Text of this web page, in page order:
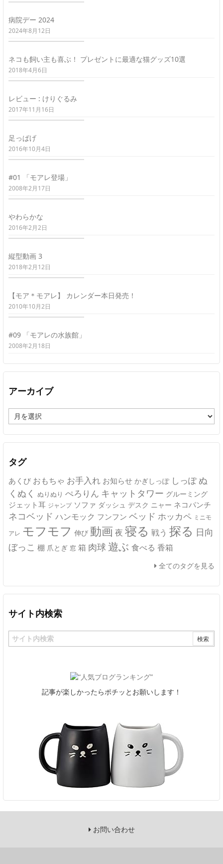
病院デー 2024
2024年8月12日
ネコも飼い主も喜ぶ！ プレゼントに最適な猫グッズ10選
2018年4月6日
レビュー : けりぐるみ
2017年11月16日
足っぱげ
2016年10月4日
#01 「モアレ登場」
2008年2月17日
やわらかな
2016年2月2日
縦型動画 3
2018年2月12日
【モア＊モアレ】 カレンダー本日発売！
2010年10月2日
#09 「モアレの水族館」
2008年2月18日
アーカイブ
ー
カ
イ
タグ
あくび おもちゃ お手入れ お知らせ かぎしっぽ しっぽ ぬ
くぬく ぬりぬり ぺろりん キャットタワー グルーミング
ジェット耳 ジャンプ ソファ ダッシュ デスク ニャー ネコパンチ
ネコベッド ハンモック フンフン ベッド ホッカペ ミニモ
アレ モフモフ 伸び 動画 夜 寝る 戦う 探る 日向
ぼっこ 棚 爪とぎ 窓 箱 肉球 遊ぶ 食べる 香箱
全てのタグを見る
サイト内検索
記事が楽しかったらポチッとお願いします！
お問い合わせ